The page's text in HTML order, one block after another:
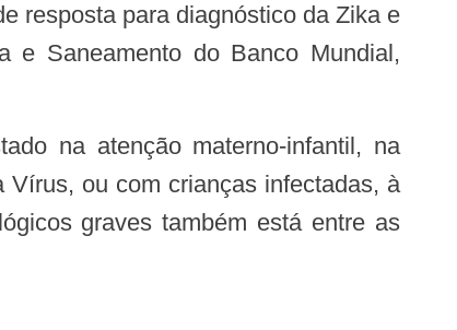
resposta para diagnóstico da Zika e
e Saneamento do Banco Mundial,
ou com crianças infectadas, à
graves também está entre as